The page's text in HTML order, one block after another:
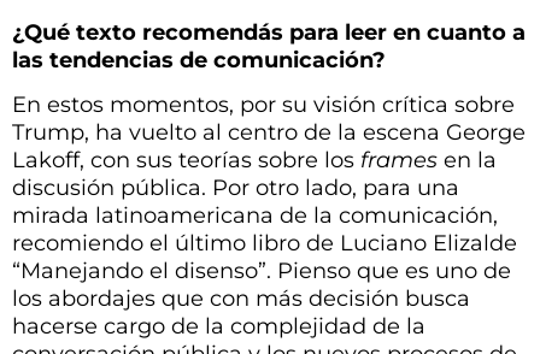
¿Qué texto recomendás para leer en cuanto a
las tendencias de comunicación?
En estos momentos, por su visión crítica sobre
Trump, ha vuelto al centro de la escena George
Lakoff, con sus teorías sobre los frames en la
discusión pública. Por otro lado, para una
mirada latinoamericana de la comunicación,
recomiendo el último libro de Luciano Elizalde
“Manejando el disenso”. Pienso que es uno de
los abordajes que con más decisión busca
hacerse cargo de la complejidad de la